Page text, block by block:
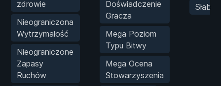
zdrowie
Nieograniczona
Wytrzymałość
Nieograniczone
Zapasy
Ruchów
Doświadczenie
Gracza
Mega Poziom
Typu Bitwy
Mega Ocena
Stowarzyszenia
Słaby